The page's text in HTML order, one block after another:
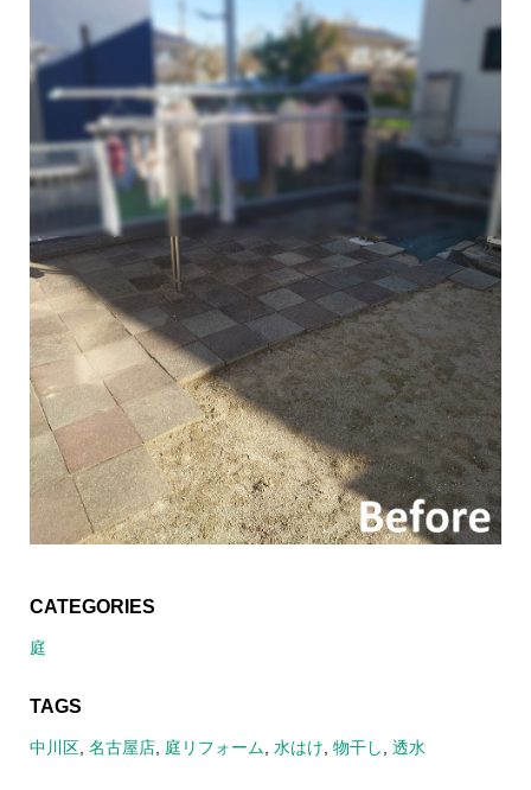
CATEGORIES
庭
TAGS
中川区, 名古屋店, 庭リフォーム, 水はけ, 物干し, 透水